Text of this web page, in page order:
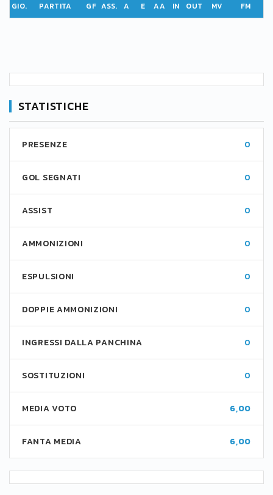
GIO. PARTITA GF ASS. A E AA IN OUT MV FM
STATISTICHE
PRESENZE 0
GOL SEGNATI 0
ASSIST 0
AMMONIZIONI 0
ESPULSIONI 0
DOPPIE AMMONIZIONI 0
INGRESSI DALLA PANCHINA 0
SOSTITUZIONI 0
MEDIA VOTO 6,00
FANTA MEDIA 6,00